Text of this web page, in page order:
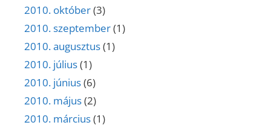
2010. október(3)
2010. szeptember(1)
2010. augusztus(1)
2010. július(1)
2010. június(6)
2010. május(2)
2010. március(1)